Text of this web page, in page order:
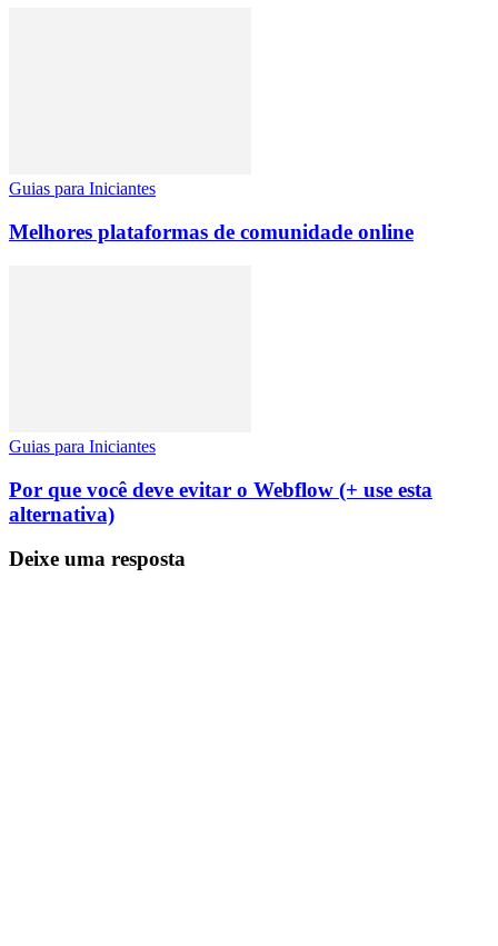
Guias para Iniciantes
Melhores plataformas de comunidade online
Guias para Iniciantes
Por que você deve evitar o Webflow (+ use esta
alternativa)
Deixe uma resposta